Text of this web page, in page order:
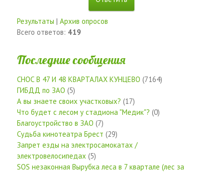
Результаты | Архив опросов
Всего ответов: 419
Последние сообщения
СНОС В 47 И 48 КВАРТАЛАХ КУНЦЕВО (7164)
ГИБДД по ЗАО (5)
А вы знаете своих участковых? (17)
Что будет с лесом у стадиона "Медик"? (0)
Благоустройство в ЗАО (7)
Судьба кинотеатра Брест (29)
Запрет езды на электросамокатах /
электровелосипедах (5)
SOS незаконная Вырубка леса в 7 квартале (лес за